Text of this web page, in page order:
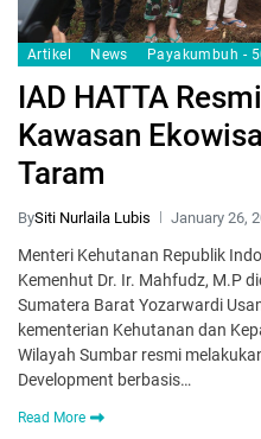
Artikel News Payakumbuh -
IAD HATTA
Kawasan
Taram
BySiti Nurlaila Lubis January 26,
Menteri Kehutanan Republik
Kemenhut Dr. Ir. Mahfudz, M.P
Sumatera Barat Yozarwardi
kementerian Kehutanan dan
Wilayah Sumbar resmi
Development berbasis…
Read More